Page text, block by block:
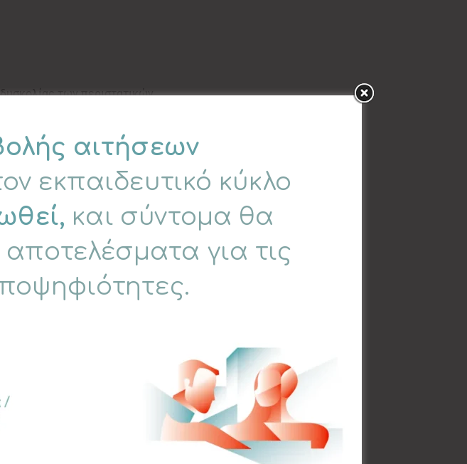
των περιστατικών.
της ΕΕΓΣΨ, επισυνάπτοντας απαραιτήτως τα παρακάτω
ες) αναλυτική βαθμολογία και βεβαίωση φοίτησης.
δραστηριότητα και/ή εθελοντική εργασία σε
από κλινικό/ή επόπτη/ρια ή υπεύθυνο/η δομής